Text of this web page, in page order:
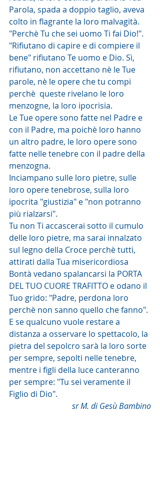
Parola, spada a doppio taglio, aveva
colto in flagrante la loro malvagità.
"Perchè Tu che sei uomo Ti fai Dio!".
"Rifiutano di capire e di compiere il
bene" rifiutano Te uomo e Dio. Sì,
rifiutano, non accettano nè le Tue
parole, nè le opere che tu compi
perchè  queste rivelano le loro
menzogne, la loro ipocrisia.
Le Tue opere sono fatte nel Padre e
con il Padre, ma poichè loro hanno
un altro padre, le loro opere sono
fatte nelle tenebre con il padre della
menzogna.
Inciampano sulle loro pietre, sulle
loro opere tenebrose, sulla loro
ipocrita "giustizia" e "non potranno
più rialzarsi".
Tu non Ti accascerai sotto il cumulo
delle loro pietre, ma sarai innalzato
sul legno della Croce perchè tutti,
attirati dalla Tua misericordiosa
Bontà vedano spalancarsi la PORTA
DEL TUO CUORE TRAFITTO e odano il
Tuo grido: "Padre, perdona loro
perchè non sanno quello che fanno".
E se qualcuno vuole restare a
distanza a osservare lo spettacolo, la
pietra del sepolcro sarà la loro sorte
per sempre, sepolti nelle tenebre,
mentre i figli della luce canteranno
per sempre: "Tu sei veramente il
Figlio di Dio".
sr M. di Gesù Bambino